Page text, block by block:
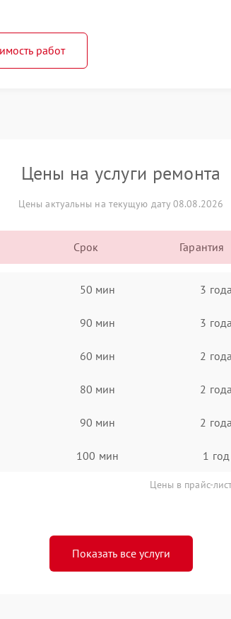
работ
Цены на услуги ремонта
Цены актуальны на текущую дату 08.08.2026
Срок Гарантия
50 мин 3 года
90 мин 3 года
60 мин 2 года
80 мин 2 года
90 мин 2 года
100 мин 1 год
Цены в прайс-
Показать все услуги